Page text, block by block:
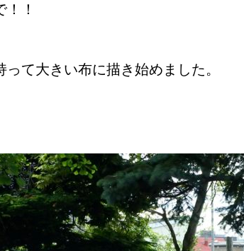
！
て大きい布に描き始めました。